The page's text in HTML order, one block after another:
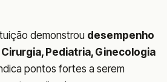
demonstrou desempenho
Cirurgia, Pediatria, Ginecologia
pontos fortes a serem